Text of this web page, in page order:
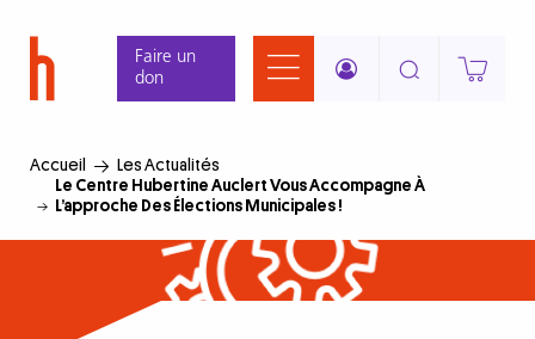
contenu
principal
Faire un
don
Accueil
Les Actualités
Le Centre Hubertine Auclert Vous Accompagne À
L’approche Des Élections Municipales !